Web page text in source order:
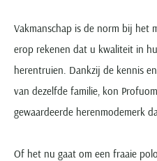
Vakmanschap is de norm bij het
erop rekenen dat u kwaliteit in
herentruien. Dankzij de kennis
van dezelfde familie, kon
gewaardeerde herenmodemerk
Of het nu gaat om een fraaie